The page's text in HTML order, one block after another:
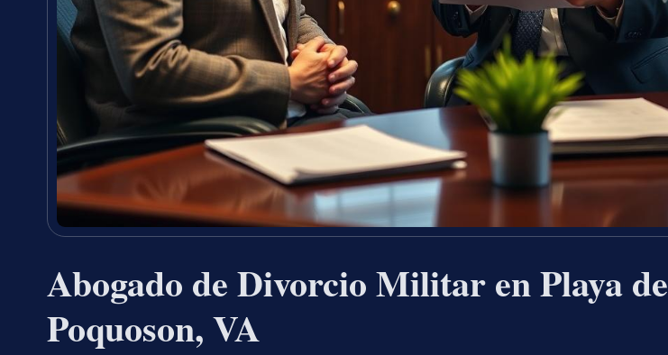
Abogado de Divorcio Militar en Playa de
Poquoson, VA